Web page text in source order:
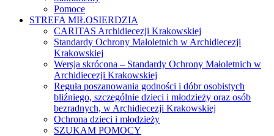
Pomoce
STREFA MIŁOSIERDZIA
CARITAS Archidiecezji Krakowskiej
Standardy Ochrony Małoletnich w Archidiecezji
Krakowskiej
Wersja skrócona – Standardy Ochrony Małoletnich w
Archidiecezji Krakowskiej
Reguła poszanowania godności i dóbr osobistych
bliźniego, szczególnie dzieci i młodzieży oraz osób
bezradnych, w Archidiecezji Krakowskiej
Ochrona dzieci i młodzieży
SZUKAM POMOCY